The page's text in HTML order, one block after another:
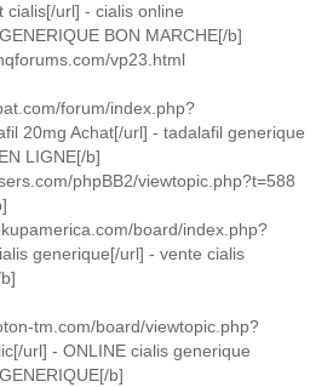
cialis[/url] - cialis online
BON MARCHE[/b]
vp23.html
forum/index.php?
20mg Achat[/url] - tadalafil generique
LIGNE[/b]
phpBB2/viewtopic.php?t=588
board/index.php?
generique[/url] - vente cialis
tm.com/board/viewtopic.php?
url] - ONLINE cialis generique
b]